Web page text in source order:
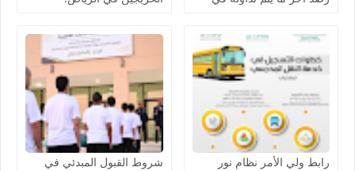
2026
رابط ولي الأمر نظام نور
شروط القبول المبدئي في